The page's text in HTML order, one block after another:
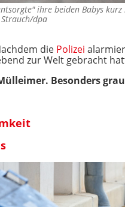
ihre beiden Babys
dpa
die Polizei
zur Welt gebracht
Besonders